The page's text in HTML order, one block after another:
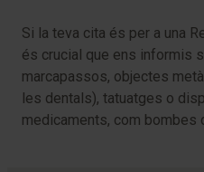
Si la teva cita és per a una
és crucial que ens informis
marcapassos, objectes
les dentals), tatuatges o
medicaments, com bombes